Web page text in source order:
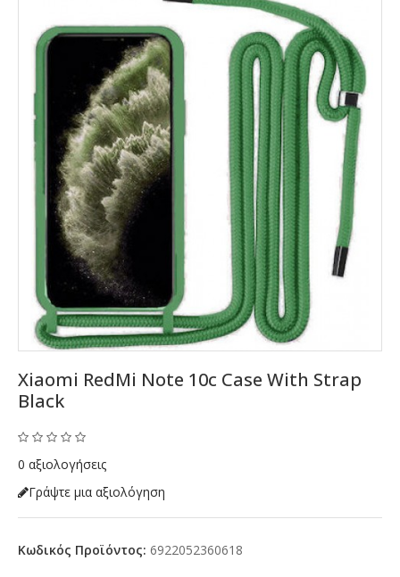
Xiaomi RedMi Note 10c Case With Strap
Black
0 αξιολογήσεις
Γράψτε μια αξιολόγηση
Κωδικός Προϊόντος: 6922052360618